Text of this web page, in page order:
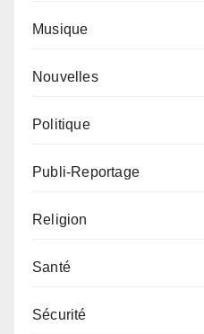
Musique
Nouvelles
Politique
Publi-Reportage
Religion
Santé
Sécurité